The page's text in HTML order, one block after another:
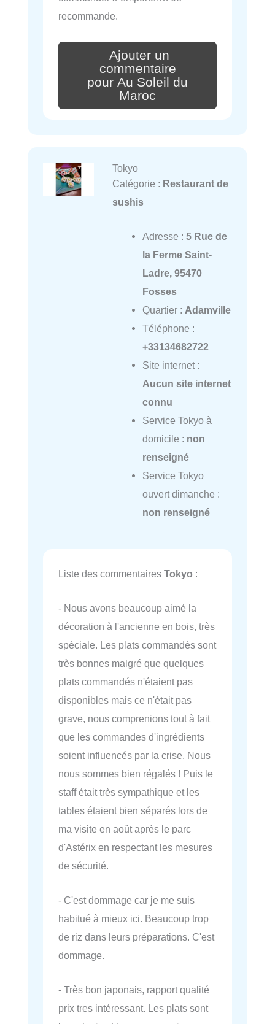
recommande.
Ajouter un
commentaire
pour Au Soleil du
Maroc
Tokyo
Catégorie : Restaurant de
sushis
Adresse : 5 Rue de
la Ferme Saint-
Ladre, 95470
Fosses
Quartier : Adamville
Téléphone :
+33134682722
Site internet :
Aucun site internet
connu
Service Tokyo à
domicile : non
renseigné
Service Tokyo
ouvert dimanche :
non renseigné
Liste des commentaires Tokyo :
- Nous avons beaucoup aimé la
décoration à l'ancienne en bois, très
spéciale. Les plats commandés sont
très bonnes malgré que quelques
plats commandés n'étaient pas
disponibles mais ce n'était pas
grave, nous comprenions tout à fait
que les commandes d'ingrédients
soient influencés par la crise. Nous
nous sommes bien régalés ! Puis le
staff était très sympathique et les
tables étaient bien séparés lors de
ma visite en août après le parc
d'Astérix en respectant les mesures
de sécurité.
- C'est dommage car je me suis
habitué à mieux ici. Beaucoup trop
de riz dans leurs préparations. C'est
dommage.
- Très bon japonais, rapport qualité
prix tres intéressant. Les plats sont